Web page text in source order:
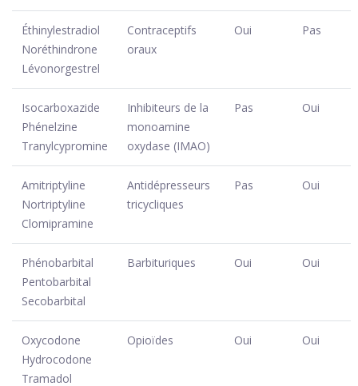
Éthinylestradiol
Noréthindrone
Lévonorgestrel
Contraceptifs
oraux
Oui Pas
Isocarboxazide
Phénelzine
Tranylcypromine
Inhibiteurs de la
monoamine
oxydase (IMAO)
Pas Oui
Amitriptyline
Nortriptyline
Clomipramine
Antidépresseurs
tricycliques
Pas Oui
Phénobarbital
Pentobarbital
Secobarbital
Barbituriques Oui Oui
Oxycodone
Hydrocodone
Tramadol
Opioïdes Oui Oui